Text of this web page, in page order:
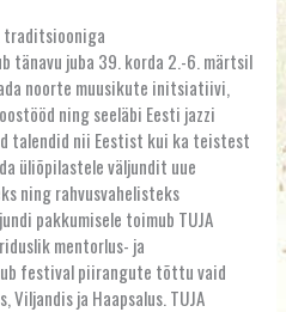
traditsiooniga
tänavu juba 39. korda 2.-6. märtsil
noorte muusikute initsiatiivi,
ning seeläbi Eesti jazzi
talendid nii Eestist kui ka teistest
üliõpilastele väljundit uue
ning rahvusvahelisteks
pakkumisele toimub TUJA
mentorlus- ja
festival piirangute tõttu vaid
Viljandis ja Haapsalus. TUJA